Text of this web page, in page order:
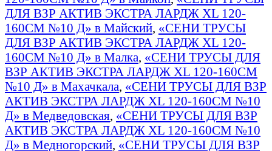
ДЛЯ ВЗР АКТИВ ЭКСТРА ЛАРДЖ XL 120-
160СМ №10 Д» в Майский, «СЕНИ ТРУСЫ
ДЛЯ ВЗР АКТИВ ЭКСТРА ЛАРДЖ XL 120-
160СМ №10 Д» в Малка, «СЕНИ ТРУСЫ ДЛЯ
ВЗР АКТИВ ЭКСТРА ЛАРДЖ XL 120-160СМ
№10 Д» в Махачкала, «СЕНИ ТРУСЫ ДЛЯ ВЗР
АКТИВ ЭКСТРА ЛАРДЖ XL 120-160СМ №10
Д» в Медведовская, «СЕНИ ТРУСЫ ДЛЯ ВЗР
АКТИВ ЭКСТРА ЛАРДЖ XL 120-160СМ №10
Д» в Медногорский, «СЕНИ ТРУСЫ ДЛЯ ВЗР